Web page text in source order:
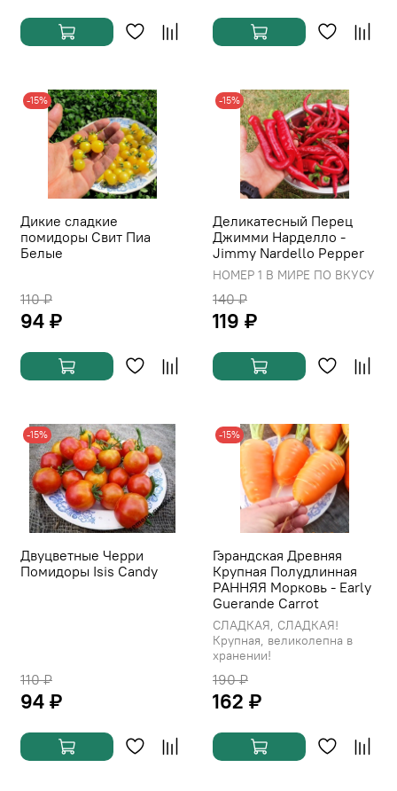
-15%
Дикие сладкие
помидоры Свит Пиа
Белые
110 ₽
94 ₽
-15%
Деликатесный Перец
Джимми Нарделло -
Jimmy Nardello Pepper
НОМЕР 1 В МИРЕ ПО ВКУСУ
140 ₽
119 ₽
-15%
Двуцветные Черри
Помидоры Isis Candy
110 ₽
94 ₽
-15%
Гэрандская Древняя
Крупная Полудлинная
РАННЯЯ Морковь - Early
Guerande Carrot
СЛАДКАЯ, СЛАДКАЯ!
Крупная, великолепна в
хранении!
190 ₽
162 ₽